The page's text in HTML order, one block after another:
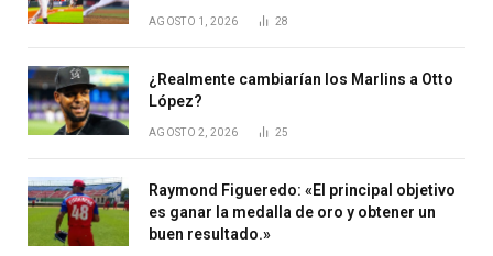
AGOSTO 1, 2026 28
¿Realmente cambiarían los Marlins a Otto
López?
AGOSTO 2, 2026 25
Raymond Figueredo: «El principal objetivo
es ganar la medalla de oro y obtener un
buen resultado.»